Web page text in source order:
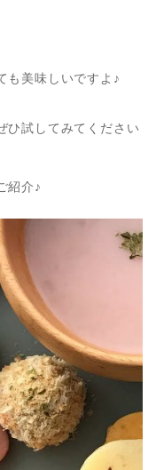
も美味しいですよ♪
ひ試してみてください
紹介♪